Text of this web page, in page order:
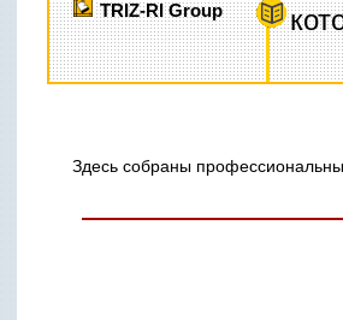
TRIZ-RI Group
Здесь собраны